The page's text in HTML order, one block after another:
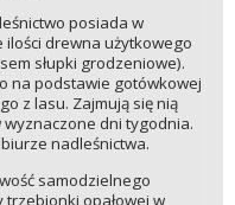
posiada w
ilości drewna użytkowego
słupki grodzeniowe).
na podstawie gotówkowej
z lasu. Zajmują się nią
dni tygodnia.
nadleśnictwa.
samodzielnego
opałowej w